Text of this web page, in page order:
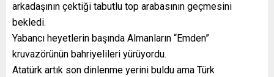
arkadaşının çektiği tabutlu top arabasının geçmesini
bekledi.
Yabancı heyetlerin başında Almanların “Emden”
kruvazörünün bahriyelileri yürüyordu.
Atatürk artık son dinlenme yerini buldu ama Türk